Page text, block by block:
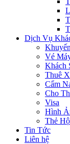
Dịch Vụ
Vé
Khách
Thuê
Cẩm
Cho
Visa
Hình
Thẻ
Tin Tức
Liên hệ